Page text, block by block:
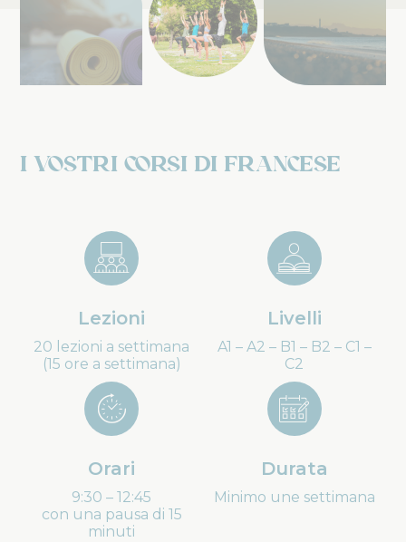
I vostri corsi di francese
Lezioni
20 lezioni a settimana
(15 ore a settimana)
Livelli
A1 – A2 – B1 – B2 – C1 –
C2
Orari
9:30 – 12:45
con una pausa di 15
minuti
Durata
Minimo une settimana